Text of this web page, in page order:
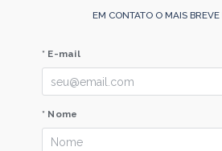
EM CONTATO O MAIS BREVE
* E-mail
* Nome